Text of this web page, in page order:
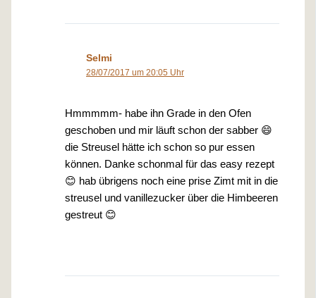
Selmi
28/07/2017 um 20:05 Uhr
Hmmmmm- habe ihn Grade in den Ofen
geschoben und mir läuft schon der sabber 😄
die Streusel hätte ich schon so pur essen
können. Danke schonmal für das easy rezept
😊 hab übrigens noch eine prise Zimt mit in die
streusel und vanillezucker über die Himbeeren
gestreut 😊